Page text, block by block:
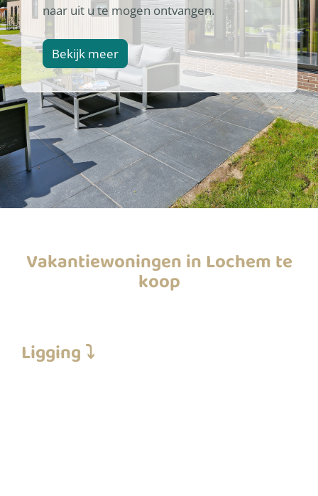
naar uit u te mogen ontvangen.
Bekijk meer
Recreatiewoningen De Lochemse Berg
Vakantiewoningen in Lochem te
koop
Ligging ⤵